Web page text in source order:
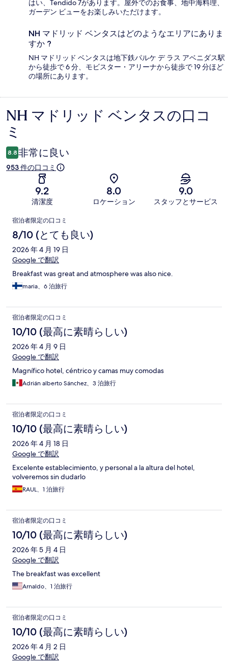
はい、Tendido 7があります。屋外でのお食事、地中海料理、
ガーデン ビューをお楽しみいただけます。
NH マドリッド ベンタスはどのようなエリアにありま
すか ?
NH マドリッド ベンタスは地下鉄パルケ デ ラス アベニダス駅
から徒歩で 6 分、モビスター・アリーナから徒歩で 19 分ほど
の場所にあります。
口
コ
ミ
NH マドリッド ベンタスの口コ
ミ
8.8 非常に良い
953 件の口コミ
9.2
清潔度
8.0
ロケーション
9.0
スタッフとサービス
口
コ
ミ
宿泊者限定の口コミ
8/10 (とても良い)
2026 年 4 月 19 日
Google で翻訳
Breakfast was great and atmosphere was also nice.
maria、6 泊旅行
宿泊者限定の口コミ
10/10 (最高に素晴らしい)
2026 年 4 月 9 日
Google で翻訳
Magnífico hotel, céntrico y camas muy comodas
Adrián alberto Sánchez、3 泊旅行
宿泊者限定の口コミ
10/10 (最高に素晴らしい)
2026 年 4 月 18 日
Google で翻訳
Excelente establecimiento, y personal a la altura del hotel,
volveremos sin dudarlo
RAUL、1 泊旅行
宿泊者限定の口コミ
10/10 (最高に素晴らしい)
2026 年 5 月 4 日
Google で翻訳
The breakfast was excellent
Arnaldo、1 泊旅行
宿泊者限定の口コミ
10/10 (最高に素晴らしい)
2026 年 4 月 2 日
Google で翻訳